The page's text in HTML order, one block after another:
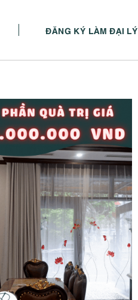
ĐĂNG KÝ LÀM ĐẠI LÝ